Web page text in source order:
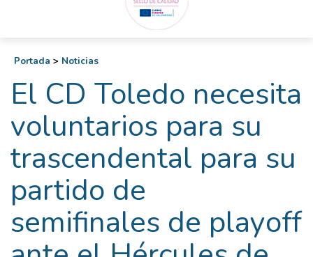
Portada > Noticias
El CD Toledo necesita
voluntarios para su
trascendental para su
partido de
semifinales de playoff